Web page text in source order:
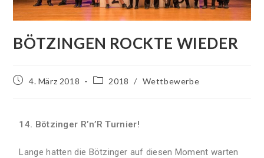
BÖTZINGEN ROCKTE WIEDER
4. März 2018 2018 / Wettbewerbe
14. Bötzinger R’n’R Turnier!
Lange hatten die Bötzinger auf diesen Moment warten